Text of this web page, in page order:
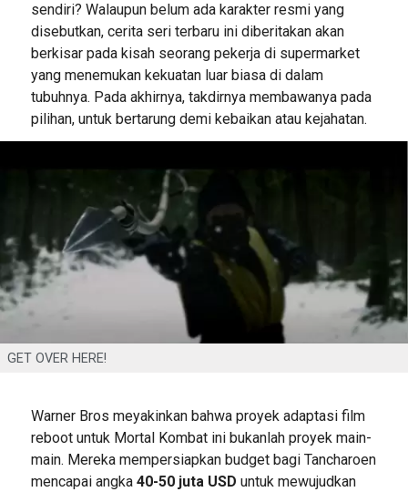
sendiri? Walaupun belum ada karakter resmi yang
disebutkan, cerita seri terbaru ini diberitakan akan
berkisar pada kisah seorang pekerja di supermarket
yang menemukan kekuatan luar biasa di dalam
tubuhnya. Pada akhirnya, takdirnya membawanya pada
pilihan, untuk bertarung demi kebaikan atau kejahatan.
GET OVER HERE!
Warner Bros meyakinkan bahwa proyek adaptasi film
reboot untuk Mortal Kombat ini bukanlah proyek main-
main. Mereka mempersiapkan budget bagi Tancharoen
mencapai angka40-50 juta USD untuk mewujudkan